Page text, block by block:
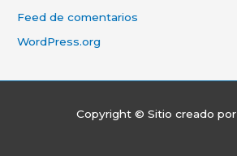
Feed de comentarios
WordPress.org
Copyright © Sitio creado por